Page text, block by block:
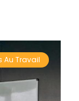
Au Travail